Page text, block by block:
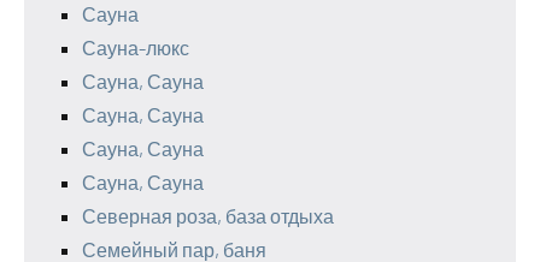
Сауна
Сауна-люкс
Сауна, Сауна
Сауна, Сауна
Сауна, Сауна
Сауна, Сауна
Северная роза, база отдыха
Семейный пар, баня